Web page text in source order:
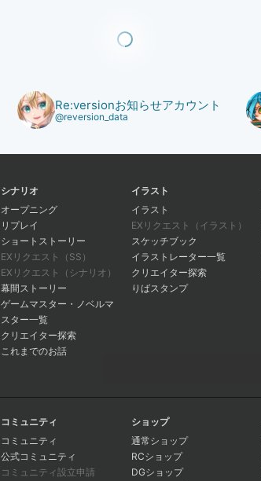
Re:versionお知らせアカウント
@reversion_data
シナリオ
オープニング
リプレイ
ショートストーリー
EXリクエスト（SS）
EXリクエスト（シナリオ）
幕間ストーリー
ゲームマスター・ノベルマ
スター一覧
クリエイター探索
これまでのお話
イラスト
イラスト
EXリクエスト（イラスト）
スケッチブック
イラストレーター一覧
クリエイター探索
りばスタンプ
コミュニティ
コミュニティ
公式コミュニティ
コミュニティ設立申請
ショップ
通常ショップ
RCショップ
DGショップ